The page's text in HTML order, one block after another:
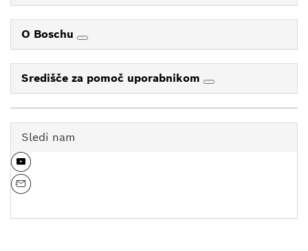
O Boschu
Središče za pomoč uporabnikom
Sledi nam